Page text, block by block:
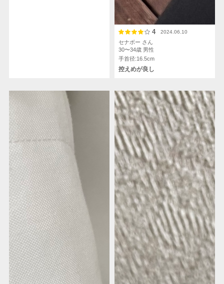
4 2024.06.10
セナボー さん
30〜34歳 男性
手首径:16.5cm
控えめが良し